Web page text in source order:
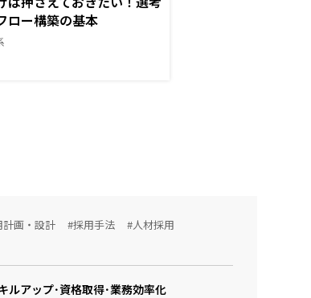
ロー構築の基本
計画・設計 #採用手法
#人材採用
ルアップ･資格取得･業務効率化